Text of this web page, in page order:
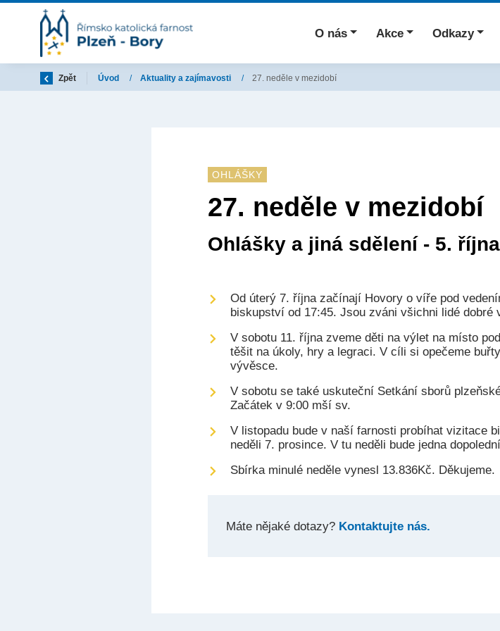
O nás Akce Odkazy
Zpět Úvod / Aktuality a zajímavosti / 27. neděle v mezidobí
OHLÁŠKY
27. neděle v mezidobí
Ohlášky a jiná sdělení - 5.
Od úterý 7. října začínají Hovory o víře pod
biskupství od 17:45. Jsou zváni všichni lidé dobré
V sobotu 11. října zveme děti na výlet na místo
těšit na úkoly, hry a legraci. V cíli si opečeme
vývěsce.
V sobotu se také uskuteční Setkání sborů
Začátek v 9:00 mší sv.
V listopadu bude v naší farnosti probíhat vizitace
neděli 7. prosince. V tu neděli bude jedna
Sbírka minulé neděle vynesl 13.836Kč. Děkujeme.
Máte nějaké dotazy? Kontaktujte nás.